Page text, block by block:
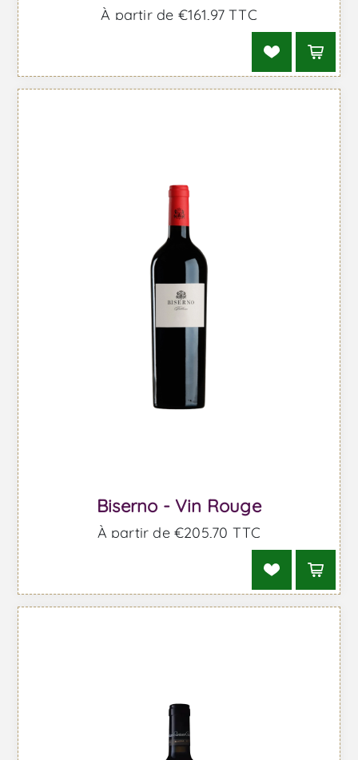
À partir de €161,97 TTC
Biserno - Vin Rouge
À partir de €205,70 TTC